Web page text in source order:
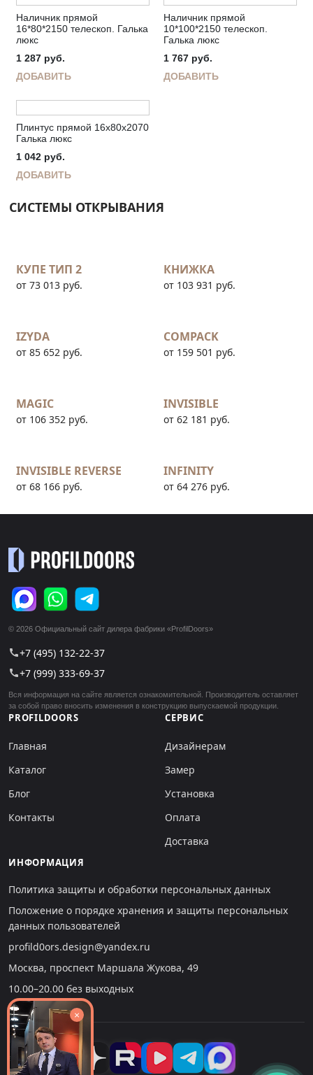
Наличник прямой
16*80*2150 телескоп. Галька
люкс
1 287 руб.
ДОБАВИТЬ
Наличник прямой
10*100*2150 телескоп.
Галька люкс
1 767 руб.
ДОБАВИТЬ
Плинтус прямой 16х80х2070
Галька люкс
1 042 руб.
ДОБАВИТЬ
СИСТЕМЫ ОТКРЫВАНИЯ
КУПЕ ТИП 2
от 73 013 руб.
КНИЖКА
от 103 931 руб.
IZYDA
от 85 652 руб.
COMPACK
от 159 501 руб.
MAGIC
от 106 352 руб.
INVISIBLE
от 62 181 руб.
INVISIBLE REVERSE
от 68 166 руб.
INFINITY
от 64 276 руб.
© 2026 Официальный сайт дилера фабрики «ProfilDoors»
call+7 (495) 132-22-37
call+7 (999) 333-69-37
Вся информация на сайте является ознакомительной. Производитель оставляет
за собой право вносить изменения в конструкцию выпускаемой продукции.
PROFILDOORS
Главная
Каталог
Блог
Контакты
СЕРВИС
Дизайнерам
Замер
Установка
Оплата
Доставка
ИНФОРМАЦИЯ
Политика защиты и обработки персональных данных
Положение о порядке хранения и защиты персональных
данных пользователей
profild0ors.design@yandex.ru
Москва, проспект Маршала Жукова, 49
10.00–20.00 без выходных
×